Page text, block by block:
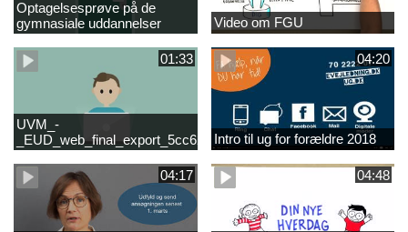
Optagelsesprøve på de
gymnasiale uddannelser
Video om FGU
01:33
UVM_-
04:20
Intro til ug for forældre 2018
04:17 04:48